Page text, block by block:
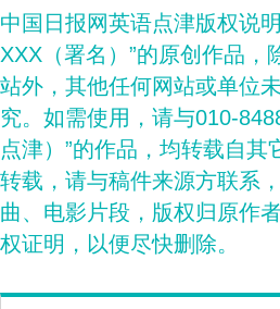
中国日报网英语点津版权说
XXX（署名）”的原创作品
站外，其他任何网站或单位
究。如需使用，请与010-
点津）”的作品，均转载自
转载，请与稿件来源方联系
曲、电影片段，版权归原作
权证明，以便尽快删除。